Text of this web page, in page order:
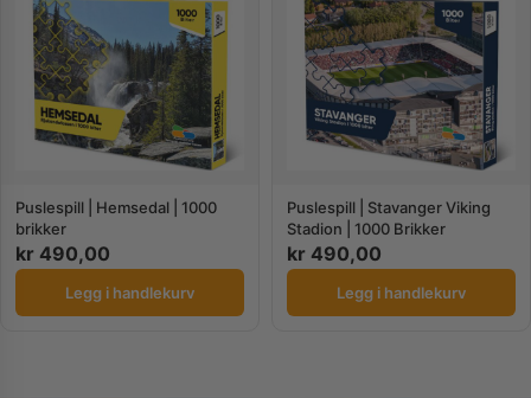
Puslespill | Hemsedal | 1000
brikker
kr 490,00
Legg i handlekurv
Puslespill | Stavanger Viking
Stadion | 1000 Brikker
kr 490,00
Legg i handlekurv